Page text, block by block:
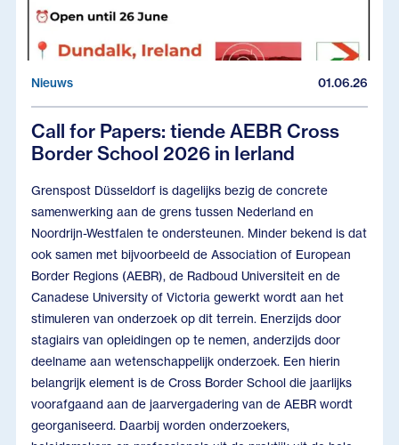
Nieuws 01.06.26
Call for Papers: tiende AEBR Cross
Border School 2026 in Ierland
Grenspost Düsseldorf is dagelijks bezig de concrete
samenwerking aan de grens tussen Nederland en
Noordrijn-Westfalen te ondersteunen. Minder bekend is dat
ook samen met bijvoorbeeld de Association of European
Border Regions (AEBR), de Radboud Universiteit en de
Canadese University of Victoria gewerkt wordt aan het
stimuleren van onderzoek op dit terrein. Enerzijds door
stagiairs van opleidingen op te nemen, anderzijds door
deelname aan wetenschappelijk onderzoek. Een hierin
belangrijk element is de Cross Border School die jaarlijks
voorafgaand aan de jaarvergadering van de AEBR wordt
georganiseerd. Daarbij worden onderzoekers,